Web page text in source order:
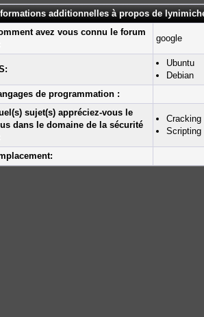
additionnelles à propos de
avez vous connu le forum
google
Ubuntu
Debian
de programmation :
sujet(s) appréciez-vous le
dans le domaine de la sécurité
Cracking
Scripting